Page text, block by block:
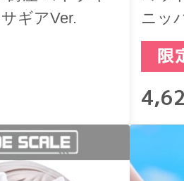
ギアVer.
ニッ